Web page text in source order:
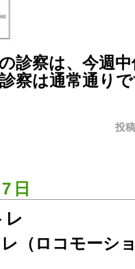
診察は、今週
察は通常通り
投
日
レ
（ロコモーシ